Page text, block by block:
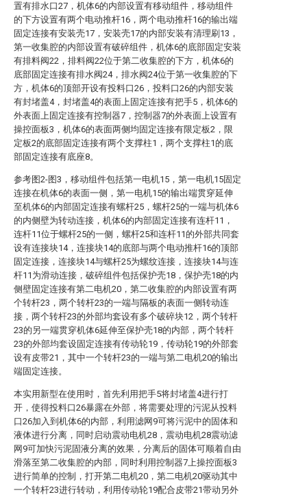
置有排水口27，机体6的内部设置有移动组件，移动组件
的下方设置有两个电动推杆16，两个电动推杆16的输出端
固定连接有安装壳17，安装壳17的内部安装有清理刷13，
第一收集腔的内部设置有破碎组件，机体6的底部固定安装
有排料阀22，排料阀22位于第二收集腔的下方，机体6的
底部固定连接有排水阀24，排水阀24位于第一收集腔的下
方，机体6的顶部开设有投料口26，投料口26的内部安装
有封堵盖4，封堵盖4的表面上固定连接有把手5，机体6的
外表面上固定连接有控制器7，控制器7的外表面上设置有
操控面板3，机体6的表面两侧均固定连接有限定板2，限
定板2的底部固定连接有两个支撑柱1，两个支撑柱1的底
部固定连接有底座8。
参考图2-图3，移动组件包括第一电机15，第一电机15固定
连接在机体6的表面一侧，第一电机15的输出端贯穿延伸
至机体6的内部固定连接有螺杆25，螺杆25的一端与机体6
的内侧壁为转动连接，机体6的内部固定连接有连杆11，
连杆11位于螺杆25的一侧，螺杆25和连杆11的外部共同套
设有连接块14，连接块14的底部与两个电动推杆16的顶部
固定连接，连接块14与螺杆25为螺纹连接，连接块14与连
杆11为滑动连接，破碎组件包括保护壳18，保护壳18的内
侧壁固定连接有第二电机20，第二收集腔的内部设置有两
个转杆23，两个转杆23的一端与隔板的表面一侧转动连
接，两个转杆23的外部均套设有多个破碎块12，两个转杆
23的另一端贯穿机体6延伸至保护壳18的内部，两个转杆
23的外部均套设固定连接有传动轮19，传动轮19的外部套
设有皮带21，其中一个转杆23的一端与第二电机20的输出
端固定连接。
本实用新型在使用时，首先利用把手5将封堵盖4进行打
开，使得投料口26暴露在外部，将需要处理的污泥从投料
口26加入到机体6的内部，利用滤网9可将污泥中的固体和
液体进行分离，同时启动震动电机28，震动电机28震动滤
网9可加快污泥固液分离的效果，分离后的固体可顺着自由
滑落至第二收集腔的内部，同时利用控制器7上操控面板3
进行简单的控制，打开第二电机20，第二电机20驱动其中
一个转杆23进行转动，利用传动轮19配合皮带21带动另外